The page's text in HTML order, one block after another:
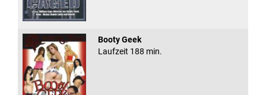
Booty Geek
Laufzeit 188 min.